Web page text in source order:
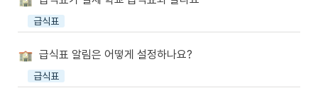
급식표
급식표 알림은 어떻게 설정하나요?
급식표